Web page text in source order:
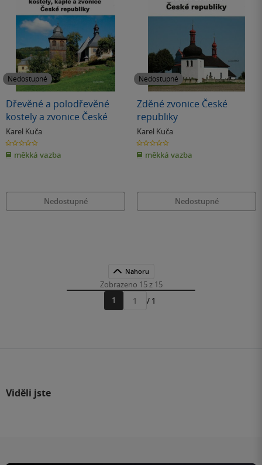
Nedostupné
Dřevěné a polodřevěné
kostely a zvonice České
Karel Kuča
0.0
z
5
hvězdiček
měkká vazba
Nedostupné
Nedostupné
Zděné zvonice České
republiky
Karel Kuča
0.0
z
5
hvězdiček
měkká vazba
Nedostupné
Nahoru
Zobrazeno 15 z 15
1
Přejít
/ 1
Viděli jste